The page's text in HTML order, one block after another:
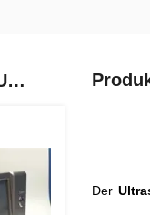
VERWANDTE PRODUKTE
Der